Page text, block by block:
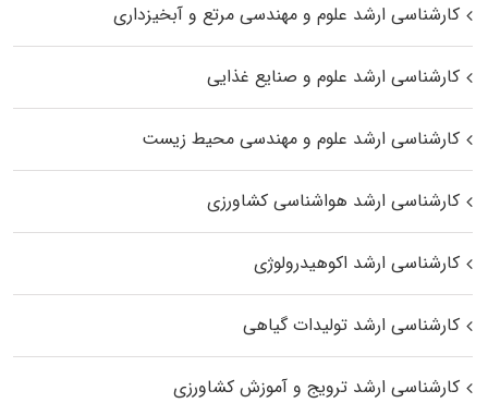
کارشناسی ارشد علوم و مهندسی مرتع و آبخیزداری
کارشناسی ارشد علوم و صنایع غذایی
کارشناسی ارشد علوم و مهندسی محیط زیست
کارشناسی ارشد هواشناسی کشاورزی
کارشناسی ارشد اکوهیدرولوژی
کارشناسی ارشد تولیدات گیاهی
کارشناسی ارشد ترویج و آموزش کشاورزی